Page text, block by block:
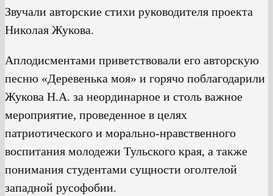
Звучали авторские стихи руководителя проекта
Николая Жукова.
Аплодисментами приветствовали его авторскую
песню «Деревенька моя» и горячо поблагодарили
Жукова Н.А. за неординарное и столь важное
мероприятие, проведенное в целях
патриотического и морально-нравственного
воспитания молодежи Тульского края, а также
понимания студентами сущности оголтелой
западной русофобии.